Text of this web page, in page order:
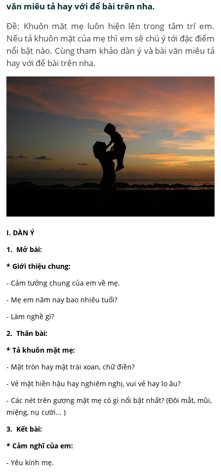
văn miêu tả hay với để bài trên nha.
Đề: Khuôn măt mẹ luôn hiện lên trong tâm trí em.
Nếu tả khuôn mặt của mẹ thì em sẽ chú ý tới đặc điểm
nổi bật nào. Cùng tham khảo dàn ý và bài văn miêu tả
hay với để bài trên nha.
I. DÀN Ý
1. Mở bài:
* Giới thiệu chung:
- Cảm tưởng chung của em về mẹ.
- Mẹ em năm nay bao nhiêu tuổi?
- Làm nghề gì?
2. Thân bài:
* Tả khuôn mặt mẹ:
- Mặt tròn hay mặt trái xoan, chữ điền?
- Vẻ mặt hiền hậu hay nghiêm nghị, vui vẻ hay lo âu?
- Các nét trên gương mặt mẹ có gì nổi bật nhất? (Đôi mắt, mũi,
miệng, nụ cười... )
3. Kết bài:
* Cảm nghĩ của em:
- Yêu kính mẹ.